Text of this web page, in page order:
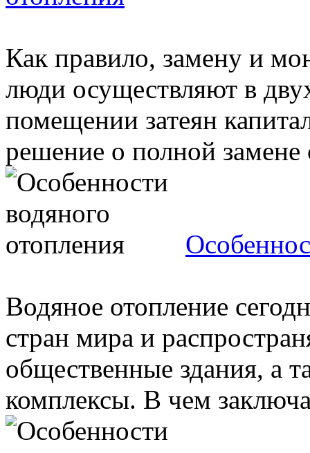
Как правило, замену и
люди осуществляют в
помещении затеян
решение о полной замене
Водяное отопление
стран мира и
общественные здания, а
комплексы. В чем